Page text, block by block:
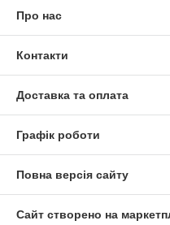
Про нас
Контакти
Доставка та оплата
Графік роботи
Повна версія сайту
Сайт створено на